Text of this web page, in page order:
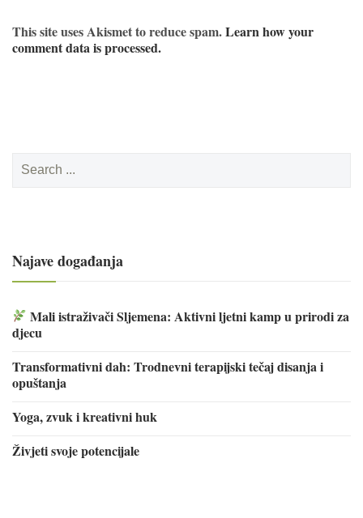
This site uses Akismet to reduce spam.Learn how your
comment data is processed.
Search
for:
Najave događanja
Mali istraživači Sljemena: Aktivni ljetni kamp u prirodi za
djecu
Transformativni dah: Trodnevni terapijski tečaj disanja i
opuštanja
Yoga, zvuk i kreativni huk
Živjeti svoje potencijale